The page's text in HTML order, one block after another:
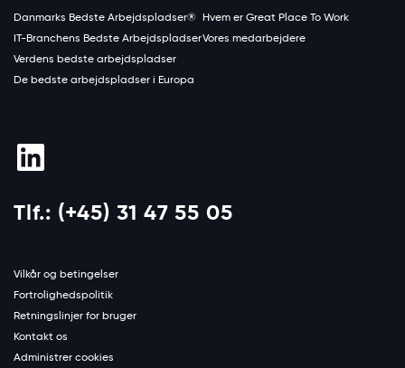
Danmarks Bedste Arbejdspladser®
IT-Branchens Bedste Arbejdspladser
Verdens bedste arbejdspladser
De bedste arbejdspladser i Europa
Hvem er Great Place To Work
Vores medarbejdere
Tlf.: (+45) 31 47 55 05
Vilkår og betingelser
Fortrolighedspolitik
Retningslinjer for bruger
Kontakt os
Administrer cookies